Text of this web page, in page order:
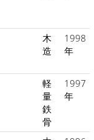
木
造
1998
年
軽
量
鉄
骨
1997
年